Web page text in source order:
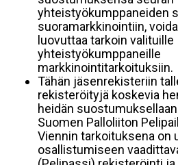
yhteistyökumppaneiden
suoramarkkinointiin,
luovuttaa tarkoin valituille
yhteistyökumppaneille
markkinointitarkoituksiin.
Tähän jäsenrekisteriin
rekisteröityjä koskevia
heidän
Suomen Palloliiton
Viennin tarkoituksena on
osallistumiseen